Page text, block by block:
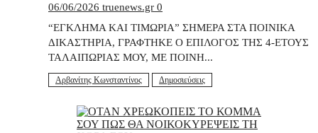
06/06/2026 truenews.gr 0
“ΕΓΚΛΗΜΑ ΚΑΙ ΤΙΜΩΡΙΑ” ΣΗΜΕΡΑ ΣΤΑ ΠΟΙΝΙΚΑ
ΔΙΚΑΣΤΗΡΙΑ, ΓΡΑΦΤΗΚΕ Ο ΕΠΙΛΟΓΟΣ ΤΗΣ 4-ΕΤΟΥΣ
ΤΑΛΑΙΠΩΡΙΑΣ ΜΟΥ, ΜΕ ΠΟΙΝΗ...
Αρβανίτης Κωνσταντίνος Δημοσιεύσεις